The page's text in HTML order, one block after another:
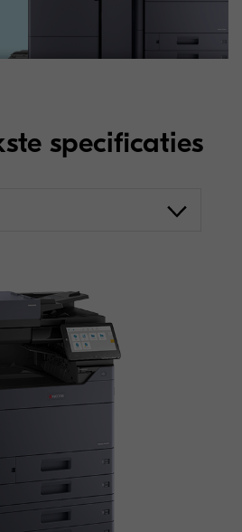
specificaties